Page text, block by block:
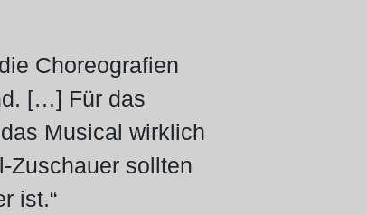
Choreografien
[…] Für das
Musical wirklich
Zuschauer sollten
ist.“